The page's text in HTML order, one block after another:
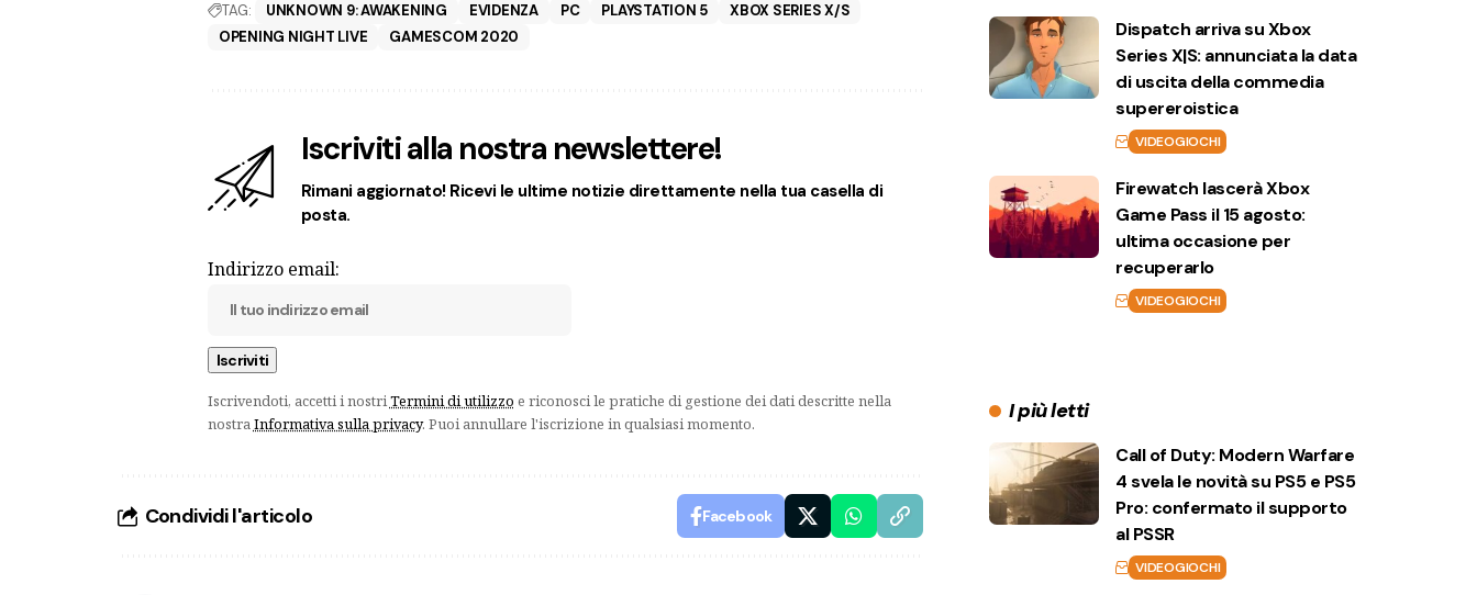
TAG: UNKNOWN 9: AWAKENING EVIDENZA PC PLAYSTATION 5
XBOX SERIES X/S
OPENING NIGHT LIVE
GAMESCOM 2020
Iscriviti alla nostra newslettere!
Rimani aggiornato! Ricevi le ultime notizie direttamente nella tua casella di
posta.
Indirizzo email:
Iscrivendoti, accetti i nostriTermini di utilizzo e riconosci le pratiche di gestione dei dati descritte nella
nostraInformativa sulla privacy. Puoi annullare l'iscrizione in qualsiasi momento.
Condividi l'articolo Facebook
Dispatch arriva su Xbox
Series X|S: annunciata la data
di uscita della commedia
supereroistica
VIDEOGIOCHI
Firewatch lascerà Xbox
Game Pass il 15 agosto:
ultima occasione per
recuperarlo
VIDEOGIOCHI
I più letti
Call of Duty: Modern Warfare
4 svela le novità su PS5 e PS5
Pro: confermato il supporto
al PSSR
VIDEOGIOCHI